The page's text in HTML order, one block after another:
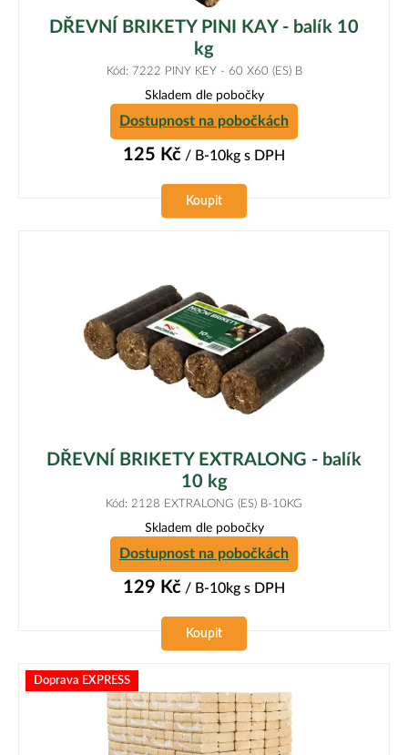
DŘEVNÍ BRIKETY PINI KAY - balík 10
kg
Kód: 7222 PINY KEY - 60 X60 (ES) B
Skladem dle pobočky
Dostupnost na pobočkách
125 Kč / B-10kg s DPH
Koupit
DŘEVNÍ BRIKETY EXTRALONG - balík
10 kg
Kód: 2128 EXTRALONG (ES) B-10KG
Skladem dle pobočky
Dostupnost na pobočkách
129 Kč / B-10kg s DPH
Koupit
Doprava EXPRESS